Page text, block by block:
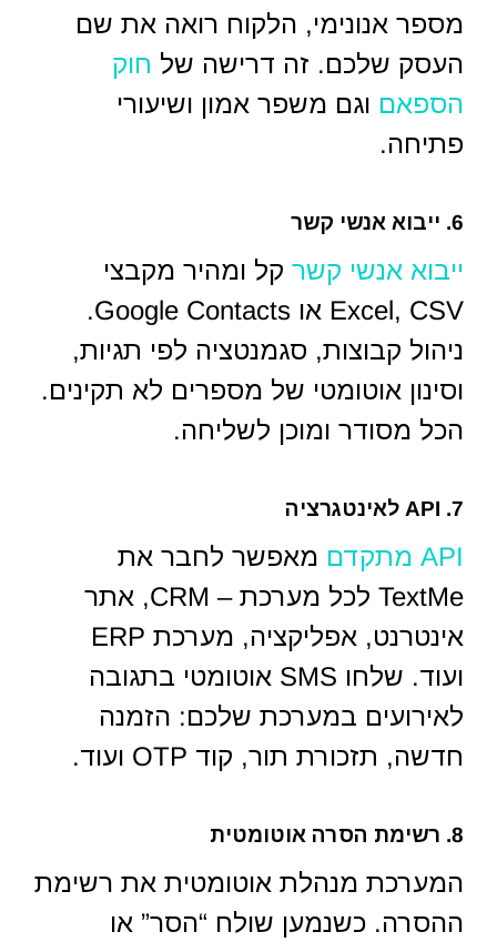
מספר אנונימי, הלקוח רואה את שם
העסק שלכם. זה דרישה של חוק
הספאם וגם משפר אמון ושיעורי
פתיחה.
6. ייבוא אנשי קשר
ייבוא אנשי קשר קל ומהיר מקבצי
Excel, CSV או Google Contacts.
ניהול קבוצות, סגמנטציה לפי תגיות,
וסינון אוטומטי של מספרים לא תקינים.
הכל מסודר ומוכן לשליחה.
7. API לאינטגרציה
API מתקדם
מאפשר לחבר את
TextMe לכל מערכת – CRM, אתר
אינטרנט, אפליקציה, מערכת ERP
ועוד. שלחו SMS אוטומטי בתגובה
לאירועים במערכת שלכם: הזמנה
חדשה, תזכורת תור, קוד OTP ועוד.
8. רשימת הסרה אוטומטית
המערכת מנהלת אוטומטית את רשימת
ההסרה. כשנמען שולח “הסר” או